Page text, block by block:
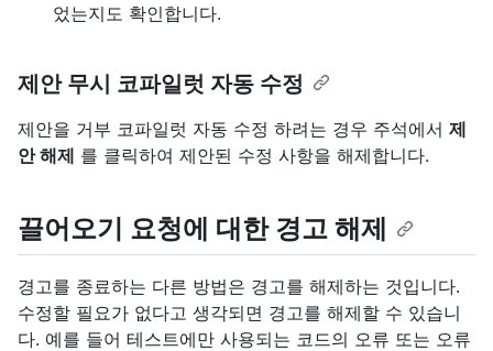
었는지도 확인합니다.
제안 무시 코파일럿 자동 수정
제안을 거부 코파일럿 자동 수정 하려는 경우 주석에서 제
안 해제 를 클릭하여 제안된 수정 사항을 해제합니다.
끌어오기 요청에 대한 경고 해제
경고를 종료하는 다른 방법은 경고를 해제하는 것입니다.
수정할 필요가 없다고 생각되면 경고를 해제할 수 있습니
다. 예를 들어 테스트에만 사용되는 코드의 오류 또는 오류